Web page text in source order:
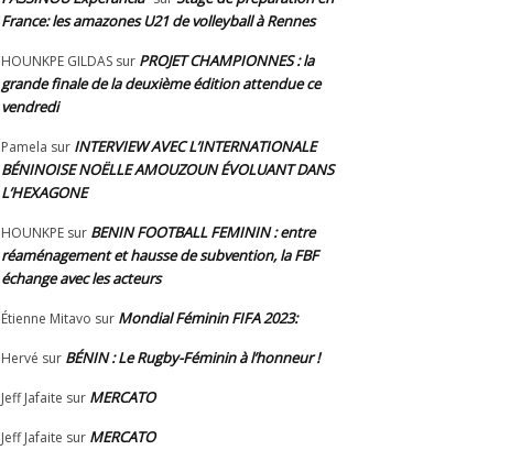
France: les amazones U21 de volleyball à Rennes
HOUNKPE GILDAS sur PROJET CHAMPIONNES : la
grande finale de la deuxième édition attendue ce
vendredi
Pamela sur INTERVIEW AVEC L’INTERNATIONALE
BÉNINOISE NOËLLE AMOUZOUN ÉVOLUANT DANS
L’HEXAGONE
HOUNKPE sur BENIN FOOTBALL FEMININ : entre
réaménagement et hausse de subvention, la FBF
échange avec les acteurs
Étienne Mitavo sur Mondial Féminin FIFA 2023:
Hervé sur BÉNIN : Le Rugby-Féminin à l’honneur !
Jeff Jafaite sur MERCATO
Jeff Jafaite sur MERCATO